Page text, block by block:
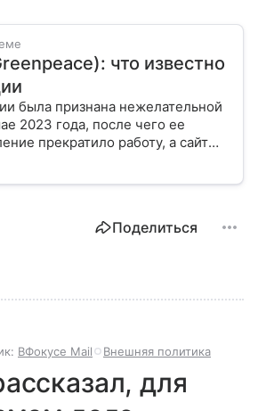
что известно
была признана нежелательной
2023 года, после чего ее
прекратило работу, а сайт
Роскомнадзором. Рассказываем
Поделиться
ВФокусе Mail Внешняя политика
для